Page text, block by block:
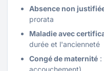
Absence non
prorata
Maladie avec
durée et l'ancienneté
Congé de maternité :
accouchement)